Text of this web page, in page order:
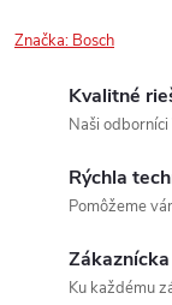
Značka: Bosch
Kvalitné
Naši
Rýchla
Pomôžeme
Ku každému